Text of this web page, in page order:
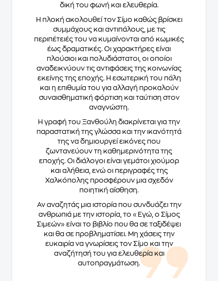
δική του φωνή και ελευθερία.
Η πλοκή ακολουθεί τον Σίμο καθώς βρίσκει
συμμάχους και αντιπάλους, με τις
περιπέτειές του να κυμαίνονται από κωμικές
έως δραματικές. Οι χαρακτήρες είναι
πλούσιοι και πολυδιάστατοι, οι οποίοι
αναδεικνύουν τις αντιφάσεις της κοινωνίας
εκείνης της εποχής. Η εσωτερική του πάλη
και η επιθυμία του για αλλαγή προκαλούν
συναισθηματική φόρτιση και ταύτιση στον
αναγνώστη.
Η γραφή του Ξανθούλη διακρίνεται για την
παραστατική της γλώσσα και την ικανότητά
της να δημιουργεί εικόνες που
ζωντανεύουν τη καθημερινότητα της
εποχής. Οι διάλογοι είναι γεμάτοι χιούμορ
και αλήθεια, ενώ οι περιγραφές της
Χαλκόπολης προσφέρουν μια σχεδόν
ποιητική αίσθηση.
Αν αναζητάς μια ιστορία που συνδυάζει την
ανθρωπιά με την ιστορία, το «Εγώ, ο Σίμος
Σιμεών» είναι το βιβλίο που θα σε ταξιδέψει
και θα σε προβληματίσει. Μη χάσεις την
ευκαιρία να γνωρίσεις τον Σίμο και την
αναζήτησή του για ελευθερία και
αυτοπραγμάτωση.